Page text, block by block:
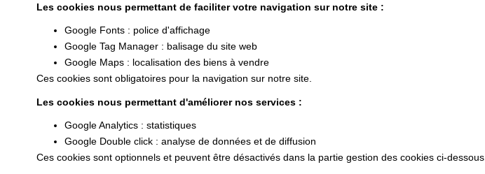
Les cookies nous permettant de faciliter votre navigation sur notre site :
Google Fonts : police d'affichage
Google Tag Manager : balisage du site web
Google Maps : localisation des biens à vendre
Ces cookies sont obligatoires pour la navigation sur notre site.
Les cookies nous permettant d'améliorer nos services :
Google Analytics : statistiques
Google Double click : analyse de données et de diffusion
Ces cookies sont optionnels et peuvent être désactivés dans la partie gestion des cookies ci-dessous.